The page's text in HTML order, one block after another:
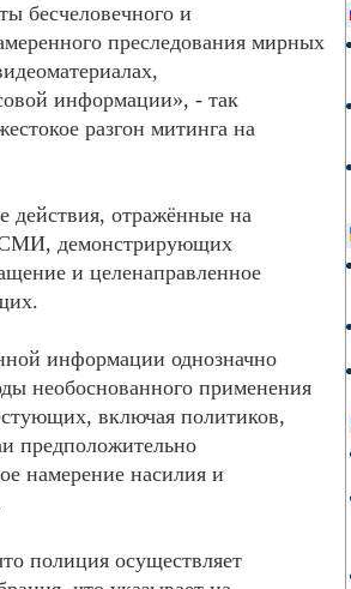
бесчеловечного и
преследования мирных
информации», - так
разгон митинга на
действия, отражённые на
СМИ, демонстрирующих
и целенаправленное
информации однозначно
необоснованного применения
включая политиков,
предположительно
намерение насилия и
полиция осуществляет